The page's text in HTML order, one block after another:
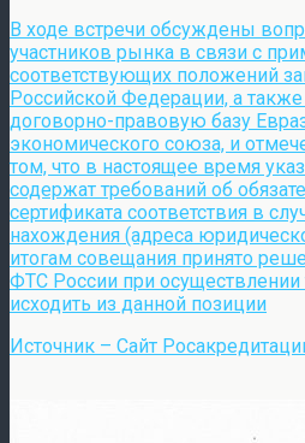
В ходе встречи обсуждены
участников рынка в связи с
соответствующих положений
Российской Федерации, а
договорно-правовую базу
экономического союза, и
том, что в настоящее время
содержат требований об
сертификата соответствия в
нахождения (адреса
итогам совещания принято
ФТС России при
исходить из данной позиции
Источник – Сайт